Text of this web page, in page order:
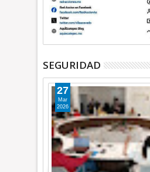
SEGURIDAD
27
Mar
2026